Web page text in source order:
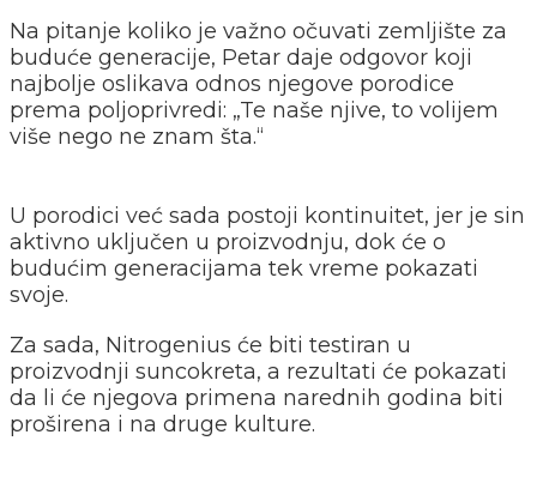
Na pitanje koliko je važno očuvati zemljište za
buduće generacije, Petar daje odgovor koji
najbolje oslikava odnos njegove porodice
prema poljoprivredi: „Te naše njive, to volijem
više nego ne znam šta.“
U porodici već sada postoji kontinuitet, jer je sin
aktivno uključen u proizvodnju, dok će o
budućim generacijama tek vreme pokazati
svoje.
Za sada, Nitrogenius će biti testiran u
proizvodnji suncokreta, a rezultati će pokazati
da li će njegova primena narednih godina biti
proširena i na druge kulture.